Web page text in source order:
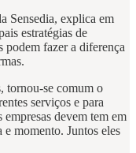
Sensedia, explica em
estratégias de
podem fazer a diferença
tornou-se comum o
serviços e para
devem tem em
momento. Juntos eles